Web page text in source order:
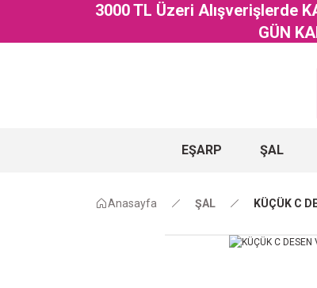
3000 TL Üzeri Alışverişlerde
GÜN
EŞARP ŞAL
Anasayfa ŞAL KÜÇÜK C